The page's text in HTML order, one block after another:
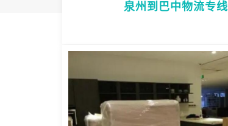
泉州到巴中物流专线